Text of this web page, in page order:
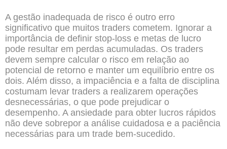
A gestão inadequada de risco é outro erro
significativo que muitos traders cometem. Ignorar a
importância de definir stop-loss e metas de lucro
pode resultar em perdas acumuladas. Os traders
devem sempre calcular o risco em relação ao
potencial de retorno e manter um equilíbrio entre os
dois. Além disso, a impaciência e a falta de disciplina
costumam levar traders a realizarem operações
desnecessárias, o que pode prejudicar o
desempenho. A ansiedade para obter lucros rápidos
não deve sobrepor a análise cuidadosa e a paciência
necessárias para um trade bem-sucedido.